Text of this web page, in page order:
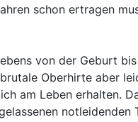
schon ertragen
von der Geburt
Oberhirte aber
am Leben erhalten.
notleidenden